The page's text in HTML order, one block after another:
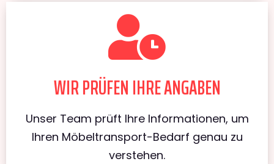
WIR PRÜFEN IHRE ANGABEN
Unser Team prüft Ihre Informationen, um
Ihren Möbeltransport-Bedarf genau zu
verstehen.